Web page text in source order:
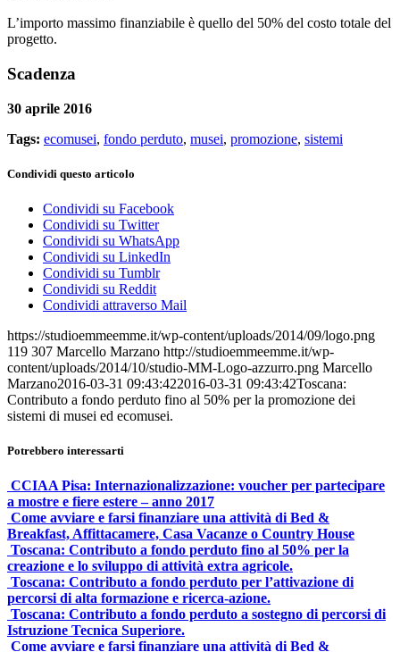
L’importo massimo finanziabile è quello del 50% del costo totale del
progetto.
Scadenza
30 aprile 2016
Tags: ecomusei, fondo perduto, musei, promozione, sistemi
Condividi questo articolo
Condividi su Facebook
Condividi su Twitter
Condividi su WhatsApp
Condividi su LinkedIn
Condividi su Tumblr
Condividi su Reddit
Condividi attraverso Mail
https://studioemmeemme.it/wp-content/uploads/2014/09/logo.png
119 307 Marcello Marzano http://studioemmeemme.it/wp-
content/uploads/2014/10/studio-MM-Logo-azzurro.png Marcello
Marzano2016-03-31 09:43:422016-03-31 09:43:42Toscana:
Contributo a fondo perduto fino al 50% per la promozione dei
sistemi di musei ed ecomusei.
Potrebbero interessarti
CCIAA Pisa: Internazionalizzazione: voucher per partecipare
a mostre e fiere estere – anno 2017
Come avviare e farsi finanziare una attività di Bed &
Breakfast, Affittacamere, Casa Vacanze o Country House
Toscana: Contributo a fondo perduto fino al 50% per la
creazione e lo sviluppo di attività extra agricole.
Toscana: Contributo a fondo perduto per l’attivazione di
percorsi di alta formazione e ricerca-azione.
Toscana: Contributo a fondo perduto a sostegno di percorsi di
Istruzione Tecnica Superiore.
Come avviare e farsi finanziare una attività di Bed &